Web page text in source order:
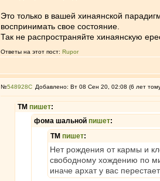
Это только в вашей хинаянской
воспринимать свое состояние.
Так не распространяйте хинаянскую
Ответы на этот пост: Rupor
№548928 Добавлено: Вт 08 Сен 20, 02:08 (6 лет
ТМ пишет:
фома шальной пишет:
ТМ пишет:
Нет рождения от кармы и
свободному хождению по
иначе архат у вас